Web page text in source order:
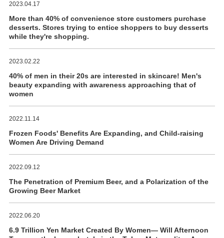
2023.04.17
More than 40% of convenience store customers purchase
desserts. Stores trying to entice shoppers to buy desserts
while they're shopping.
2023.02.22
40% of men in their 20s are interested in skincare! Men's
beauty expanding with awareness approaching that of
women
2022.11.14
Frozen Foods' Benefits Are Expanding, and Child-raising
Women Are Driving Demand
2022.09.12
The Penetration of Premium Beer, and a Polarization of the
Growing Beer Market
2022.06.20
6.9 Trillion Yen Market Created By Women― Will Afternoon